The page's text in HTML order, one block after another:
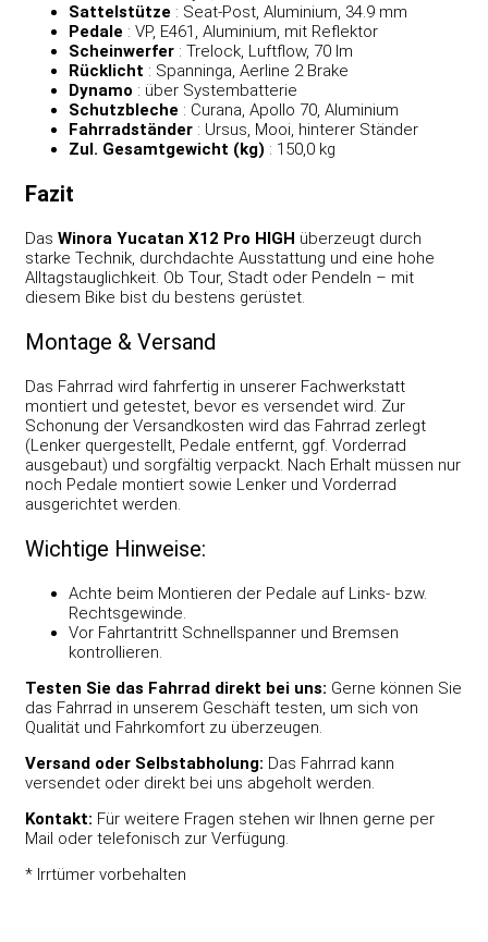
Sattelstütze : Seat‑Post, Aluminium, 34.9 mm
Pedale : VP, E461, Aluminium, mit Reflektor
Scheinwerfer : Trelock, Luftflow, 70 lm
Rücklicht : Spanninga, Aerline 2 Brake
Dynamo : über Systembatterie
Schutzbleche : Curana, Apollo 70, Aluminium
Fahrradständer : Ursus, Mooi, hinterer Ständer
Zul. Gesamtgewicht (kg) : 150,0 kg
Fazit
Das Winora Yucatan X12 Pro HIGH überzeugt durch
starke Technik, durchdachte Ausstattung und eine hohe
Alltagstauglichkeit. Ob Tour, Stadt oder Pendeln – mit
diesem Bike bist du bestens gerüstet.
Montage & Versand
Das Fahrrad wird fahrfertig in unserer Fachwerkstatt
montiert und getestet, bevor es versendet wird. Zur
Schonung der Versandkosten wird das Fahrrad zerlegt
(Lenker quergestellt, Pedale entfernt, ggf. Vorderrad
ausgebaut) und sorgfältig verpackt. Nach Erhalt müssen nur
noch Pedale montiert sowie Lenker und Vorderrad
ausgerichtet werden.
Wichtige Hinweise:
Achte beim Montieren der Pedale auf Links- bzw.
Rechtsgewinde.
Vor Fahrtantritt Schnellspanner und Bremsen
kontrollieren.
Testen Sie das Fahrrad direkt bei uns: Gerne können Sie
das Fahrrad in unserem Geschäft testen, um sich von
Qualität und Fahrkomfort zu überzeugen.
Versand oder Selbstabholung: Das Fahrrad kann
versendet oder direkt bei uns abgeholt werden.
Kontakt: Für weitere Fragen stehen wir Ihnen gerne per
Mail oder telefonisch zur Verfügung.
* Irrtümer vorbehalten